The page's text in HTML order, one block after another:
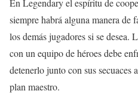
En Legendary el espíritu de
siempre habrá alguna manera de
los demás jugadores si se desea.
con un equipo de héroes debe
detenerlo junto con sus secuaces
plan maestro.